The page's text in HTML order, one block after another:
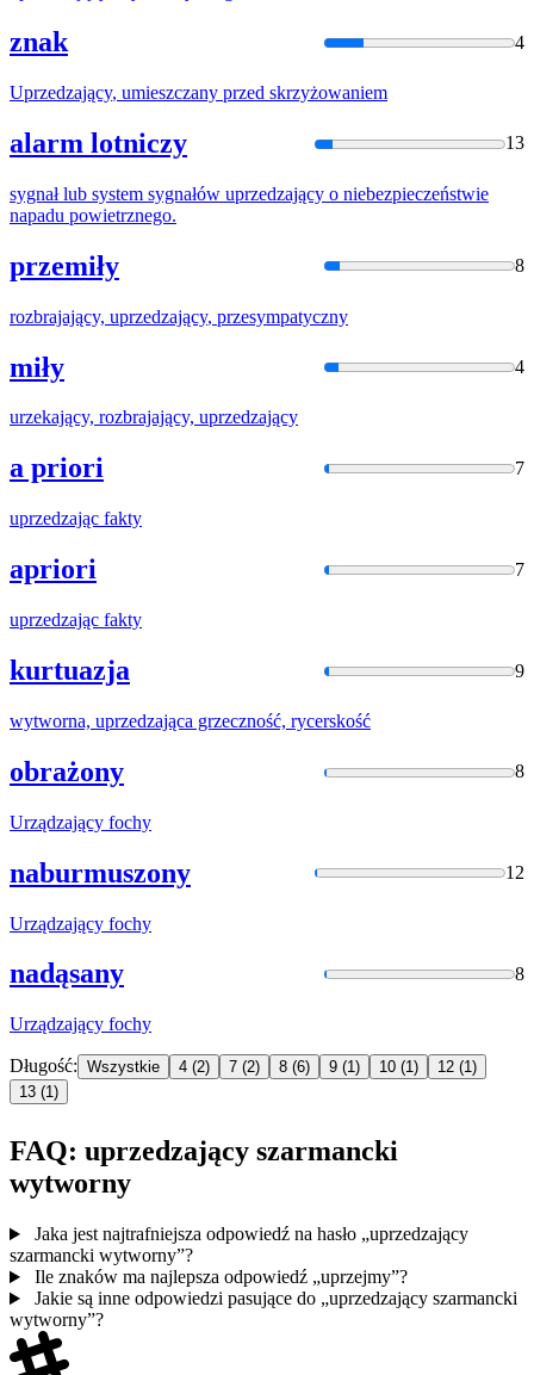
znak 4
Uprzedzający, umieszczany przed skrzyżowaniem
alarm lotniczy 13
sygnał lub system sygnałów uprzedzający o niebezpieczeństwie
napadu powietrznego.
przemiły 8
rozbrajający, uprzedzający, przesympatyczny
miły 4
urzekający, rozbrajający, uprzedzający
a priori 7
uprzedzając fakty
apriori 7
uprzedzając fakty
kurtuazja 9
wytworna, uprzedzająca grzeczność, rycerskość
obrażony 8
Urządzający fochy
naburmuszony 12
Urządzający fochy
nadąsany 8
Urządzający fochy
Długość: Wszystkie 4 (2) 7 (2) 8 (6) 9 (1) 10 (1) 12 (1)
13 (1)
FAQ: uprzedzający szarmancki
wytworny
Jaka jest najtrafniejsza odpowiedź na hasło „uprzedzający
szarmancki wytworny”?
Ile znaków ma najlepsza odpowiedź „uprzejmy”?
Jakie są inne odpowiedzi pasujące do „uprzedzający szarmancki
wytworny”?